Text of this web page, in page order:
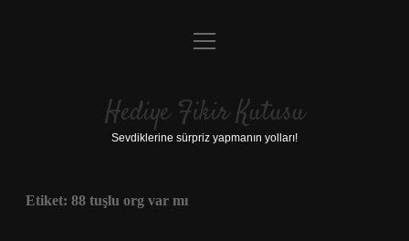
Anasayfa
Yasal Uyarı
menüyü
Hediye Fikir Kutusu
Sevdiklerine sürpriz yapmanın yolları!
Etiket: 88 tuşlu org var mı